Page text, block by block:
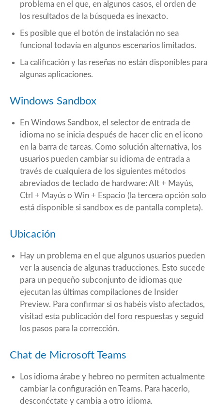
problema en el que, en algunos casos, el orden de
los resultados de la búsqueda es inexacto.
Es posible que el botón de instalación no sea
funcional todavía en algunos escenarios limitados.
La calificación y las reseñas no están disponibles para
algunas aplicaciones.
Windows Sandbox
En Windows Sandbox, el selector de entrada de
idioma no se inicia después de hacer clic en el icono
en la barra de tareas. Como solución alternativa, los
usuarios pueden cambiar su idioma de entrada a
través de cualquiera de los siguientes métodos
abreviados de teclado de hardware: Alt + Mayús,
Ctrl + Mayús o Win + Espacio (la tercera opción solo
está disponible si sandbox es de pantalla completa).
Ubicación
Hay un problema en el que algunos usuarios pueden
ver la ausencia de algunas traducciones. Esto sucede
para un pequeño subconjunto de idiomas que
ejecutan las últimas compilaciones de Insider
Preview. Para confirmar si os habéis visto afectados,
visitad esta publicación del foro respuestas y seguid
los pasos para la corrección.
Chat de Microsoft Teams
Los idioma árabe y hebreo no permiten actualmente
cambiar la configuración en Teams. Para hacerlo,
desconéctate y cambia a otro idioma.